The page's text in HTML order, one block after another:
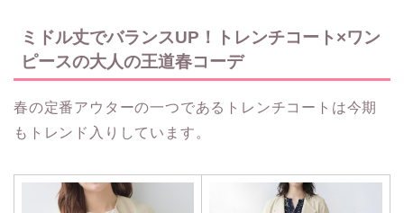
ミドル丈でバランスUP！トレンチコート×ワン
ピースの大人の王道春コーデ
春の定番アウターの一つであるトレンチコートは今期
もトレンド入りしています。​